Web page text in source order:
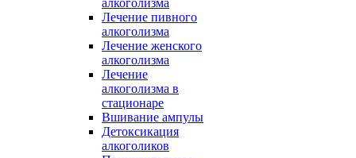
алкоголизма
Лечение пивного
алкоголизма
Лечение женского
алкоголизма
Лечение
алкоголизма в
стационаре
Вшивание ампулы
Детоксикация
алкоголиков